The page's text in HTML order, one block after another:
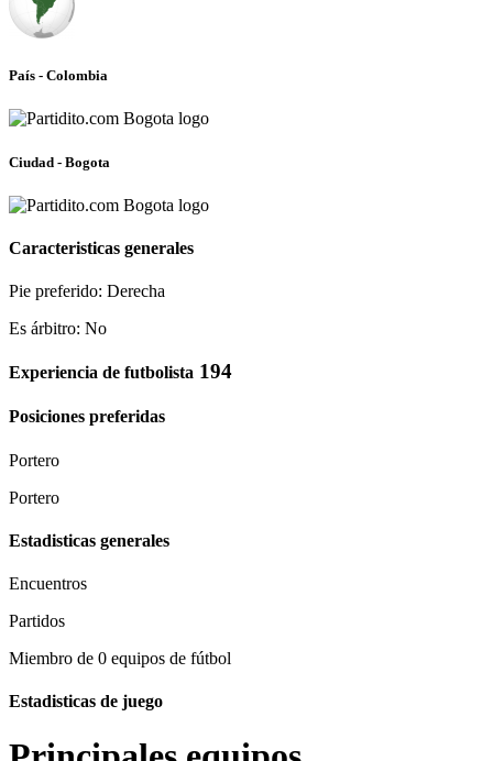
País - Colombia
Ciudad - Bogota
Caracteristicas generales
Pie preferido: Derecha
Es árbitro: No
Experiencia de futbolista 194
Posiciones preferidas
Portero
Portero
Estadisticas generales
Encuentros
Partidos
Miembro de 0 equipos de fútbol
Estadisticas de juego